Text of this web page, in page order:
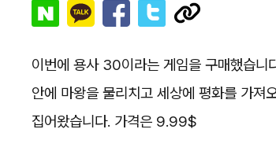
이번에 용사 30이라는 게임을 구매했습
안에 마왕을 물리치고 세상에 평화를 가져
집어왔습니다. 가격은 9.99$